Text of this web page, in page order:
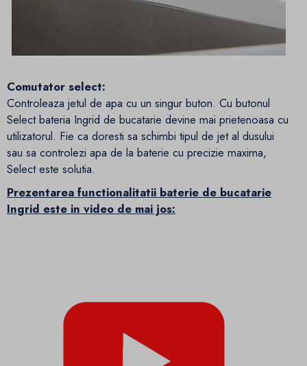
Comutator select:
Controleaza jetul de apa cu un singur buton. Cu butonul
Select bateria Ingrid de bucatarie devine mai prietenoasa cu
utilizatorul. Fie ca doresti sa schimbi tipul de jet al dusului
sau sa controlezi apa de la baterie cu precizie maxima,
Select este solutia.
Prezentarea functionalitatii baterie de bucatarie
Ingrid este in video de mai jos: